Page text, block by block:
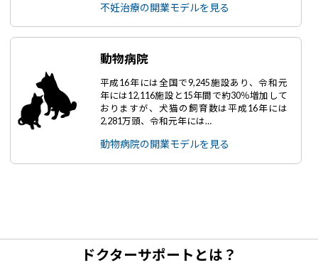
不妊治療の開業モデルを見る
動物病院
平成16年には全国で9,245施設あり、令和元
年には12,116施設と15年間で約30％増加して
おりますが、犬猫の飼育数は平成16年には
2,281万頭、令和元年には…
動物病院の開業モデルを見る
ドクターサポートとは？